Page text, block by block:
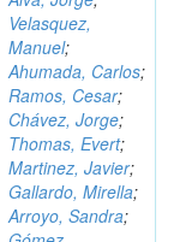
Velasquez,
Manuel;
Ahumada, Carlos;
Ramos, Cesar;
Chávez, Jorge;
Thomas, Evert;
Martinez, Javier;
Gallardo, Mirella;
Arroyo, Sandra;